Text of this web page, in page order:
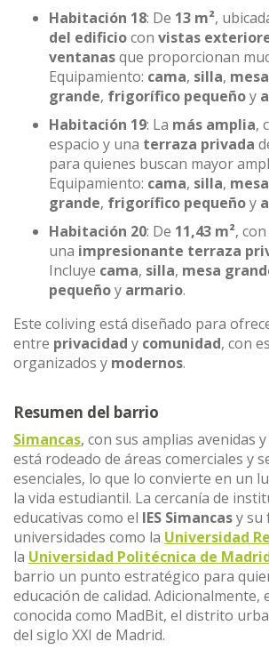
Habitación 18: De 13 m²,
del edificiocon vistas
ventanasque proporcionan
Equipamiento: cama, silla, mesa
grande, frigorífico pequeñoy
Habitación 19: La más amplia,
espacio y una terraza privada
para quienes buscan mayor
Equipamiento: cama, silla, mesa
grande, frigorífico pequeñoy
Habitación 20: De 11,43 m², con
una impresionante terraza
Incluye cama, silla, mesa
pequeñoy armario.
Este coliving está diseñado para
entre privacidad y comunidad, con
organizados y modernos.
Resumen del barrio
Simancas, con sus amplias avenidas
está rodeado de áreas comerciales y
esenciales, lo que lo convierte en un
la vida estudiantil. La cercanía de
educativas como el IES Simancasy su
universidades como la Universidad
la Universidad Politécnica de
barrio un punto estratégico para
educación de calidad. Adicionalmente,
conocida como MadBit, el distrito
del siglo XXI de Madrid.